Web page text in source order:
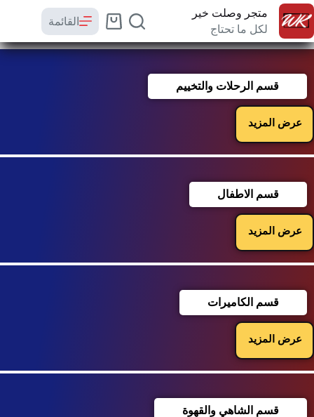
متجر وصلت خير
لكل ما تحتاج
القائمة
قسم الرحلات والتخييم
عرض المزيد
قسم الاطفال
عرض المزيد
قسم الكاميرات
عرض المزيد
قسم الشاهي والقهوة